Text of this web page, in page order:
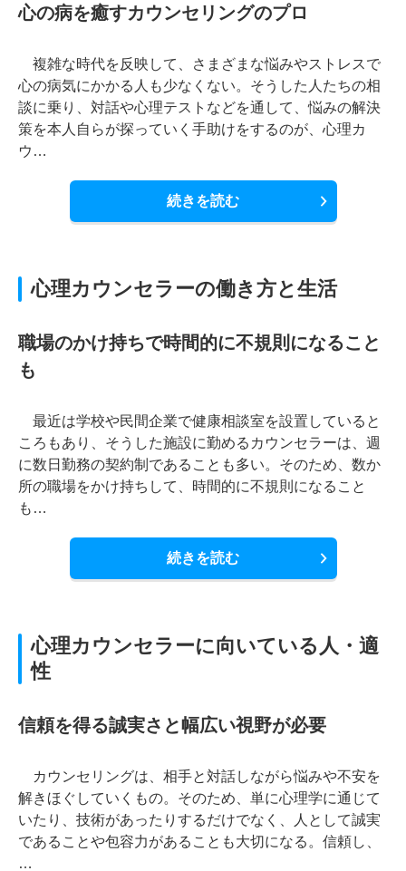
心の病を癒すカウンセリングのプロ
複雑な時代を反映して、さまざまな悩みやストレスで
心の病気にかかる人も少なくない。そうした人たちの相
談に乗り、対話や心理テストなどを通して、悩みの解決
策を本人自らが探っていく手助けをするのが、心理カ
ウ…
続きを読む
心理カウンセラーの働き方と生活
職場のかけ持ちで時間的に不規則になること
も
最近は学校や民間企業で健康相談室を設置していると
ころもあり、そうした施設に勤めるカウンセラーは、週
に数日勤務の契約制であることも多い。そのため、数か
所の職場をかけ持ちして、時間的に不規則になること
も…
続きを読む
心理カウンセラーに向いている人・適
性
信頼を得る誠実さと幅広い視野が必要
カウンセリングは、相手と対話しながら悩みや不安を
解きほぐしていくもの。そのため、単に心理学に通じて
いたり、技術があったりするだけでなく、人として誠実
であることや包容力があることも大切になる。信頼し、
…